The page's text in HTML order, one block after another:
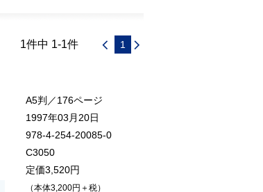
1件中 1-1件 1
A5判／176ページ
1997年03月20日
978-4-254-20085-0
C3050
定価3,520円
（本体3,200円＋税）